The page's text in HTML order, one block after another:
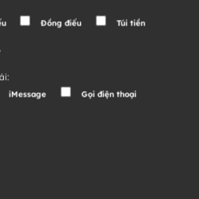
Đồng điếu Túi tiền
iMessage Gọi điện thoại